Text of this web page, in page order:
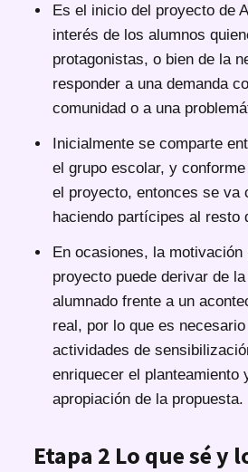
Es el inicio del proyecto de
interés de los alumnos
protagonistas, o bien de la
responder a una demanda
comunidad o a una
Inicialmente se comparte
el grupo escolar, y
el proyecto, entonces se va
haciendo partícipes al resto
En ocasiones, la
proyecto puede derivar de
alumnado frente a un
real, por lo que es
actividades de
enriquecer el planteamiento
apropiación de la propuesta.
Etapa 2 Lo que sé y